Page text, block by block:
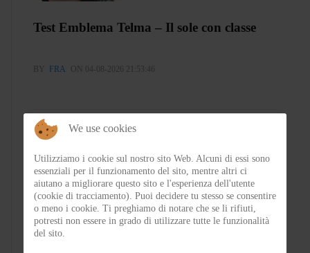
Test Emblema Telma – Il sole con classe
BY FRA ON 04-08-2026 21:53:46
We use cookies
Utilizziamo i cookie sul nostro sito Web. Alcuni di essi sono
essenziali per il funzionamento del sito, mentre altri ci
aiutano a migliorare questo sito e l'esperienza dell'utente
(cookie di tracciamento). Puoi decidere tu stesso se consentire
o meno i cookie. Ti preghiamo di notare che se li rifiuti,
potresti non essere in grado di utilizzare tutte le funzionalità
del sito.